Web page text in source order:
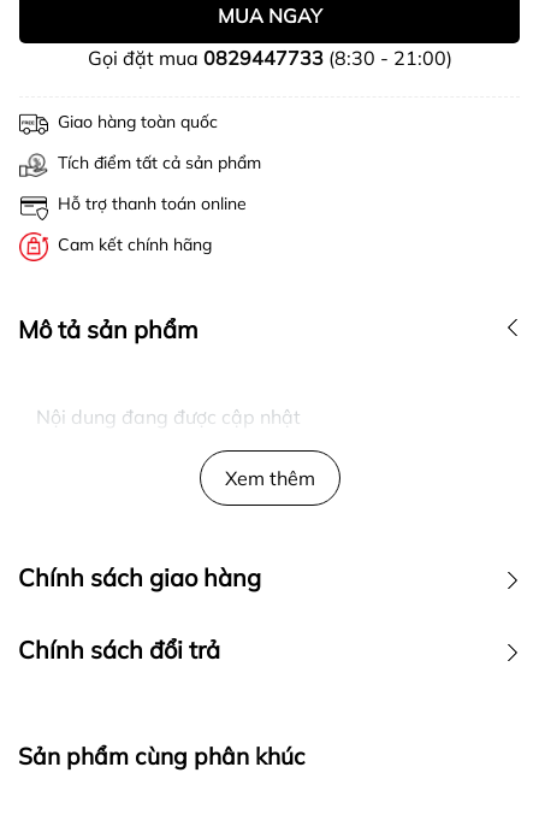
MUA NGAY
Gọi đặt mua 0829447733(8:30 - 21:00)
Giao hàng toàn quốc
Tích điểm tất cả sản phẩm
Hỗ trợ thanh toán online
Cam kết chính hãng
Mô tả sản phẩm
Nội dung đang được cập nhật
Xem thêm
Chính sách giao hàng
Chính sách đổi trả
Sản phẩm cùng phân khúc